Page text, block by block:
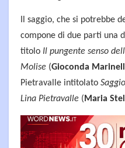
Il saggio, che si potrebbe
compone di due parti una
titolo Il pungente senso
Molise (Gioconda
Pietravalle intitolato
Lina Pietravalle (Maria